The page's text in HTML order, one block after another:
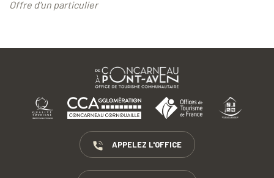
Offre d'un particulier
APPELEZ L'OFFICE